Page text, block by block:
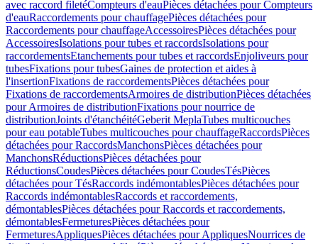
avec raccord filetéCompteurs d'eauPièces détachées pour Compteurs
d'eauRaccordements pour chauffagePièces détachées pour
Raccordements pour chauffageAccessoiresPièces détachées pour
AccessoiresIsolations pour tubes et raccordsIsolations pour
raccordementsEtanchements pour tubes et raccordsEnjoliveurs pour
tubesFixations pour tubesGaines de protection et aides à
l'insertionFixations de raccordementsPièces détachées pour
Fixations de raccordementsArmoires de distributionPièces détachées
pour Armoires de distributionFixations pour nourrice de
distributionJoints d'étanchéitéGeberit MeplaTubes multicouches
pour eau potableTubes multicouches pour chauffageRaccordsPièces
détachées pour RaccordsManchonsPièces détachées pour
ManchonsRéductionsPièces détachées pour
RéductionsCoudesPièces détachées pour CoudesTésPièces
détachées pour TésRaccords indémontablesPièces détachées pour
Raccords indémontablesRaccords et raccordements,
démontablesPièces détachées pour Raccords et raccordements,
démontablesFermeturesPièces détachées pour
FermeturesAppliquesPièces détachées pour AppliquesNourrices de